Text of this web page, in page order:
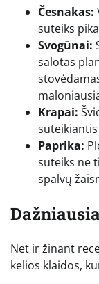
Česnakas:
suteiks
Svogūnai:
salotas
Krapai:
Paprika:
suteiks ne
spalvų
Net ir žinant
kelios klaidos,